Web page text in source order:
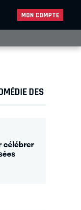
MON COMPTE
DES
célébrer